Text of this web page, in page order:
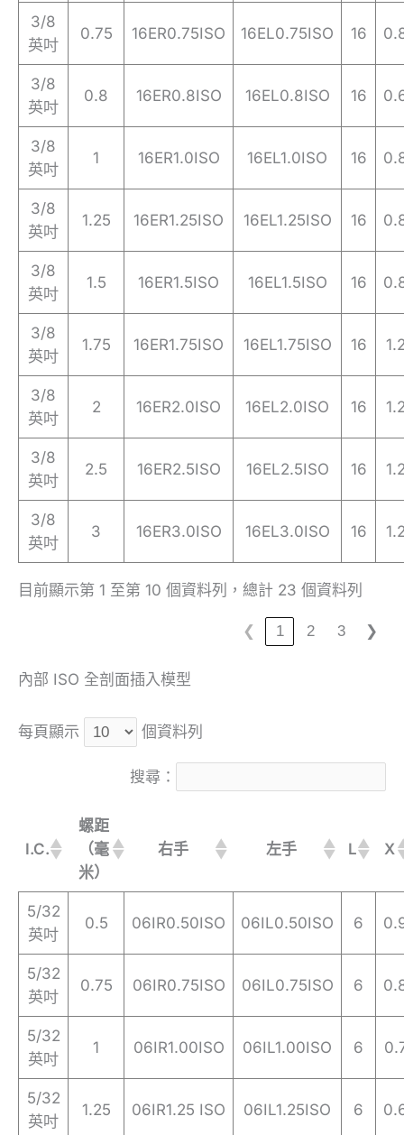
3/8
英吋
0.75 16ER0.75ISO 16EL0.75ISO 16
3/8
英吋
0.8 16ER0.8ISO 16EL0.8ISO 16
3/8
英吋
1 16ER1.0ISO 16EL1.0ISO 16
3/8
英吋
1.25 16ER1.25ISO 16EL1.25ISO 16
3/8
英吋
1.5 16ER1.5ISO 16EL1.5ISO 16
3/8
英吋
1.75 16ER1.75ISO 16EL1.75ISO 16
3/8
英吋
2 16ER2.0ISO 16EL2.0ISO 16
3/8
英吋
2.5 16ER2.5ISO 16EL2.5ISO 16
3/8
英吋
3 16ER3.0ISO 16EL3.0ISO 16
目前顯示第 1 至第 10 個資料列，總計 23 個資料列
❮ 1 2 3 ❯
內部 ISO 全剖面插入模型
每頁顯示 個資料列
搜尋：
I.C.
螺距
（毫
米）
右手 左手 L X
5/32
英吋
0.5 06IR0.50ISO 06IL0.50ISO 6
5/32
英吋
0.75 06IR0.75ISO 06IL0.75ISO 6
5/32
英吋
1 06IR1.00ISO 06IL1.00ISO 6
5/32
英吋
1.25 06IR1.25 ISO 06IL1.25ISO 6